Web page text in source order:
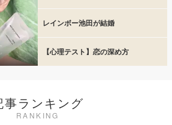
レインボー池田が結婚
【心理テスト】恋の深め方
事ランキング
RANKING